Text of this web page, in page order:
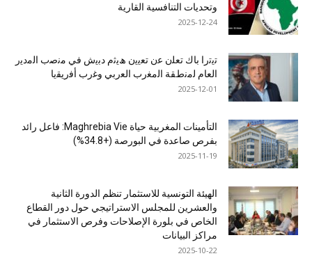
وتحديات التنافسية القارية
2025-12-24
ﺗﯾﺗرا ﺑﺎك ﺗﻌﻠن ﻋن ﺗﻌﯾﯾن ھﯾﺛم دﺑﯾش ﻓﻲ ﻣﻧﺻب اﻟﻣدﯾر
اﻟﻌﺎم ﻟﻣﻧطﻘﺔ اﻟﻣﻐرب اﻟﻌرﺑﻲ وﻏرب أﻓرﯾﻘﯾﺎ
2025-12-01
التأمينات المغربية حياة Maghrebia Vie: فاعل رائد
بفرص صاعدة في البورصة (+34.8%)
2025-11-19
الهيئة التونسية للاستثمار تنظم الدورة الثانية
والعشرين للمجلس الاستراتيجي حول دور القطاع
الخاص في بلورة الإصلاحات وفرص الاستثمار في
مراكز البيانات
2025-10-22